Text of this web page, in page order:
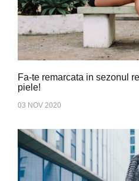
Fa-te remarcata in sezonul
piele!
03 NOV 2020